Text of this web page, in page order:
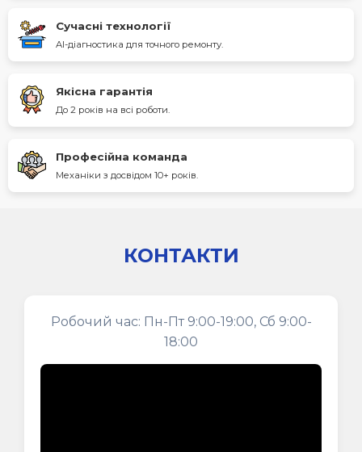
Сучасні технології
AI-діагностика для точного ремонту.
Якісна гарантія
До 2 років на всі роботи.
Професійна команда
Механіки з досвідом 10+ років.
КОНТАКТИ
Робочий час: Пн-Пт 9:00-19:00, Сб 9:00-
18:00